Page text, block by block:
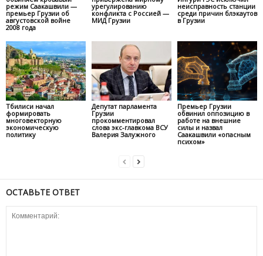
режим Саакашвили —
премьер Грузии об
августовской войне
2008 года
урегулированию
конфликта с Россией —
МИД Грузии
неисправность станции
среди причин блэкаутов
в Грузии
Тбилиси начал
формировать
многовекторную
экономическую
политику
Депутат парламента
Грузии
прокомментировал
слова экс-главкома ВСУ
Валерия Залужного
Премьер Грузии
обвинил оппозицию в
работе на внешние
силы и назвал
Саакашвили «опасным
психом»
ОСТАВЬТЕ ОТВЕТ